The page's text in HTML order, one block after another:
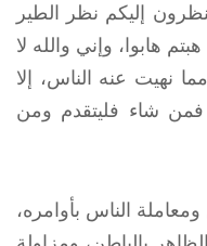
إليكم نظر الطير
هابوا، وإني والله لا
نهيت عنه الناس، إلا
فمن شاء فليتقدم ومن
الناس بأوامره،